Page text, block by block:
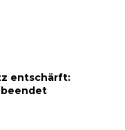
entschärft:
beendet